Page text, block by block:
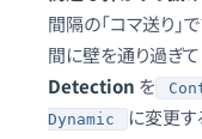
間隔の「コマ送り」
間に壁を通り過ぎ
Detection を
Dynamic
に変更す